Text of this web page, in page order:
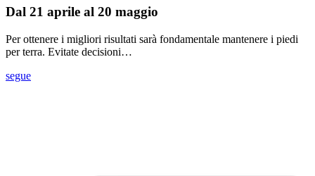
Dal 21 aprile al 20 maggio
Per ottenere i migliori risultati sarà fondamentale mantenere i piedi
per terra. Evitate decisioni…
segue